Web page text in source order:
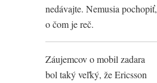
nedávajte. Nemusia pochopiť,
o čom je reč.
Záujemcov o mobil zadara
bol taký veľký, že Ericsson